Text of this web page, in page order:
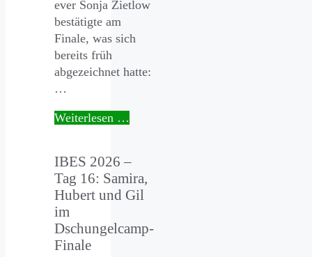
ever Sonja Zietlow
bestätigte am
Finale, was sich
bereits früh
abgezeichnet hatte:
…
Weiterlesen …
IBES 2026 –
Tag 16: Samira,
Hubert und Gil
im
Dschungelcamp-
Finale